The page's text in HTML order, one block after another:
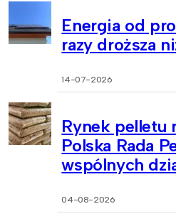
Energia od
razy droższa
14-07-2026
Rynek pelletu
Polska Rada
wspólnych
04-08-2026